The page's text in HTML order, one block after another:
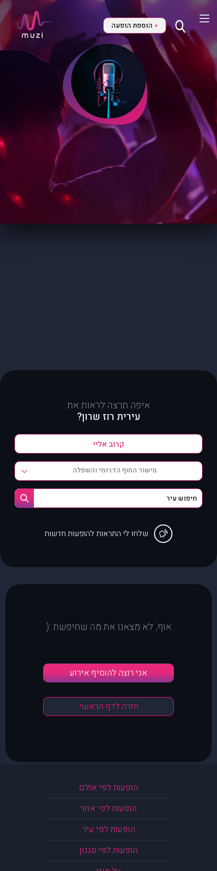
+ הוספת הופעה
איפה תרצה לראות את
עירית רוז שרון?
מישור החוף הדרומי והשפלה
שלחו לי התראות להופעות חדשות
אוף, לא מצאנו את מה שחיפשת :(
אני רוצה להוסיף אירוע
חזרה לדף הראשי
הופעות לפי אולם
הופעות לפי אזור
הופעות לפי עיר
הופעות לפי סגנון